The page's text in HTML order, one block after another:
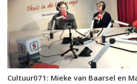
Cultuur071: Mieke van Baarsel en